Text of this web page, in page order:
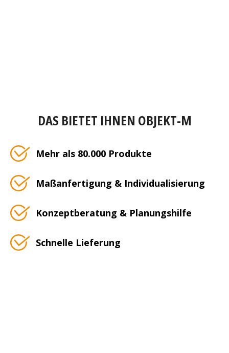
DAS BIETET IHNEN OBJEKT-M
Mehr als 80.000 Produkte
Maßanfertigung & Individualisierung
Konzeptberatung & Planungshilfe
Schnelle Lieferung